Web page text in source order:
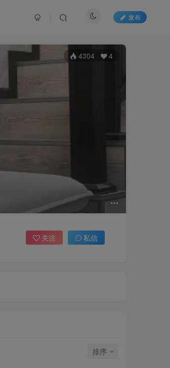
发布
4304 4
关注 私信
排序